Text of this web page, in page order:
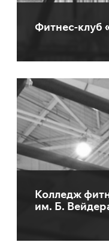
Фитнес-клуб
Колледж
им. Б.